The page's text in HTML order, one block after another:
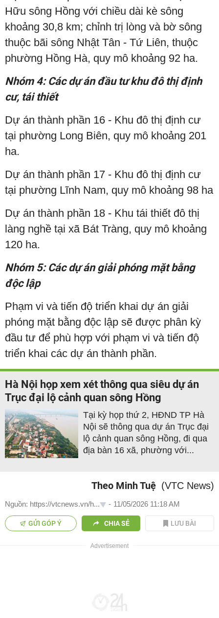
Hữu sông Hồng với chiều dài kè sông
khoảng 30,8 km; chỉnh trị lòng và bờ sông
thuộc bãi sông Nhật Tân - Tứ Liên, thuộc
phường Hồng Hà, quy mô khoảng 92 ha.
Nhóm 4: Các dự án đầu tư khu đô thị định
cư, tái thiết
Dự án thành phần 16 - Khu đô thị định cư
tại phường Long Biên, quy mô khoảng 201
ha.
Dự án thành phần 17 - Khu đô thị định cư
tại phường Lĩnh Nam, quy mô khoảng 98 ha
Dự án thành phần 18 - Khu tái thiết đô thị
làng nghề tại xã Bát Tràng, quy mô khoảng
120 ha.
Nhóm 5: Các dự án giải phóng mặt bằng
độc lập
Phạm vi và tiến độ triển khai dự án giải
phóng mặt bằng độc lập sẽ được phân kỳ
đầu tư để phù hợp với phạm vi và tiến độ
triển khai các dự án thành phần.
Hà Nội họp xem xét thông qua siêu dự án
Trục đại lộ cảnh quan sông Hồng
Tại kỳ họp thứ 2, HĐND TP Hà
Nội sẽ thông qua dự án Trục đại
lộ cảnh quan sông Hồng, đi qua
địa bàn 16 xã, phường với...
Theo Minh Tuệ (VTC News)
Nguồn: https://vtcnews.vn/h... - 11/05/2026 11:18 AM
GỬI GÓP Ý CHIA SẺ LƯU BÀI